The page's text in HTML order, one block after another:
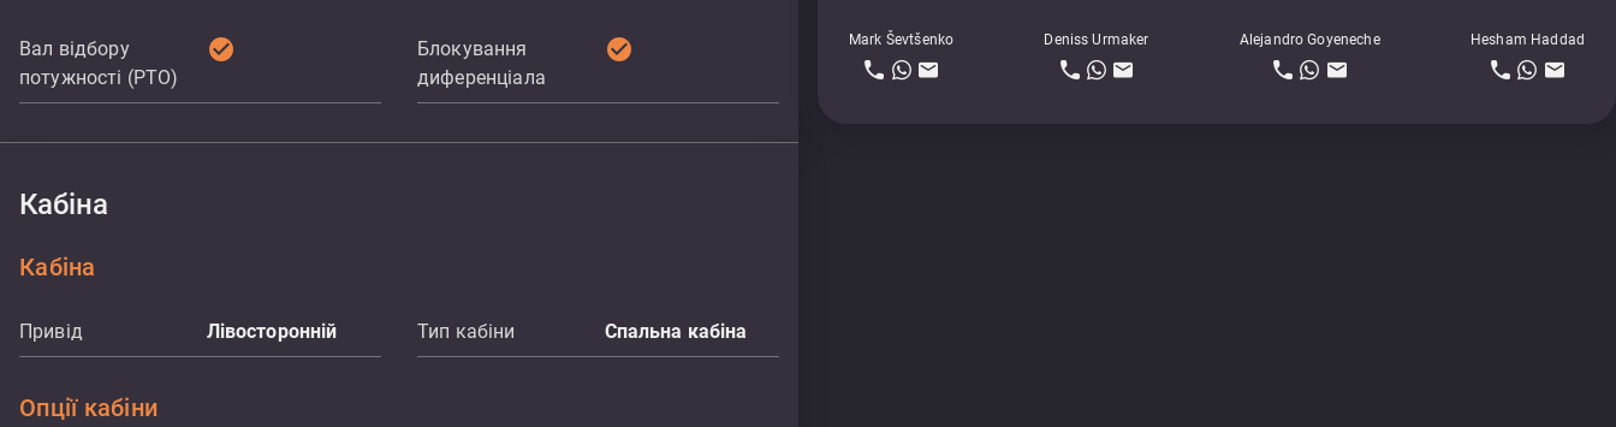
Вал відбору
потужності (PTO)
check_circle
Блокування
диференціала
check_circle
Кабіна
Кабіна
Привід Лівосторонній Тип кабіни Спальна кабіна
Опції кабіни
Mark Ševtšenko Deniss Urmaker Alejandro Goyeneche Hesham Haddad